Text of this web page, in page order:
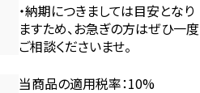
・納期につきましては目安となり
ますため、お急ぎの方はぜひ一度
ご相談くださいませ。
当商品の適用税率：10%